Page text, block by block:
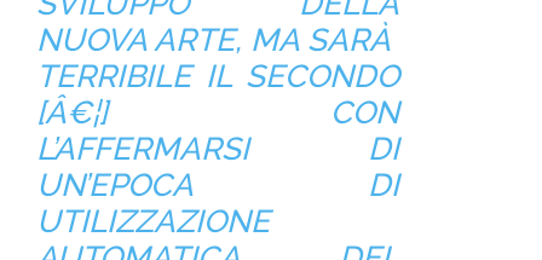
NUOVA ARTE, MA SARÀ
TERRIBILE IL SECONDO
[Â€¦] CON
L’AFFERMARSI DI
UN’EPOCA DI
UTILIZZAZIONE